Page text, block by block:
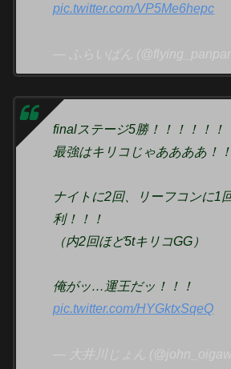
pic.twitter.com/VP5Me6hepc
— ふらいぱん
finalステージ5勝！！！！！！
最強はキリコじゃああああ！
ナイトに2回、リーフコンに1
利！！！
（内2回ほど5tキリコGG）
俺がッ…運王だッ！！！
pic.twitter.com/HYGktxSqeQ
— 大井川じょん